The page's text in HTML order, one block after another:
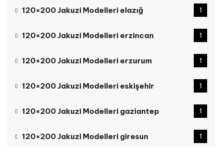
120×200 Jakuzi Modelleri elazığ 1
120×200 Jakuzi Modelleri erzincan 1
120×200 Jakuzi Modelleri erzurum 1
120×200 Jakuzi Modelleri eskişehir 1
120×200 Jakuzi Modelleri gaziantep 1
120×200 Jakuzi Modelleri giresun 1